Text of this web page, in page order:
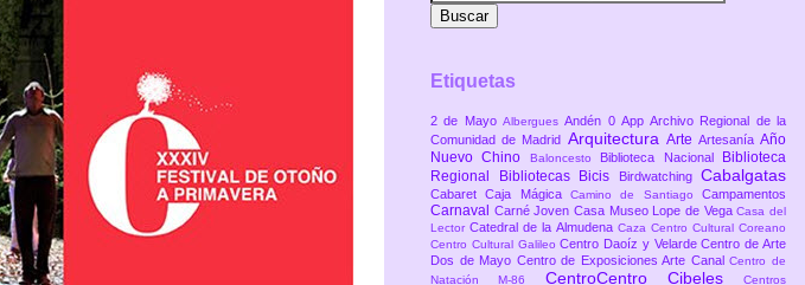
Etiquetas
2 de Mayo AlberguesAndén 0 AppArchivo Regional de la
Comunidad de Madrid Arquitectura Arte ArtesaníaAño
Nuevo Chino
Baloncesto Biblioteca Nacional
Biblioteca
Regional
Bibliotecas Bicis Birdwatching Cabalgatas
CabaretCaja MágicaCamino de SantiagoCampamentos
Carnaval Carné JovenCasa Museo Lope de VegaCasa del
LectorCatedral de la Almudena Caza Centro Cultural Coreano
Centro Cultural GalileoCentro Daoíz y VelardeCentro de Arte
Dos de Mayo Centro de Exposiciones Arte CanalCentro de
Natación M-86 CentroCentro Cibeles
Centros